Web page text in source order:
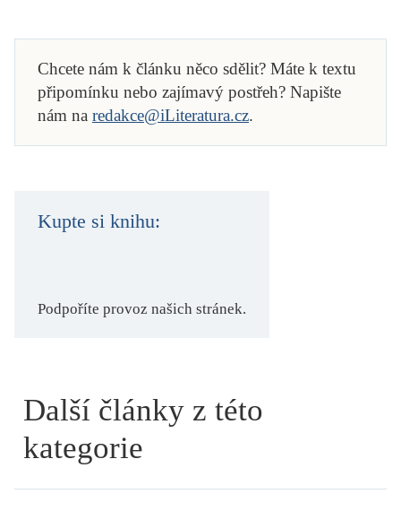
Chcete nám k článku něco sdělit? Máte k textu
připomínku nebo zajímavý postřeh? Napište
nám na redakce@iLiteratura.cz.
Kupte si knihu:
Podpoříte provoz našich stránek.
Další články z této
kategorie